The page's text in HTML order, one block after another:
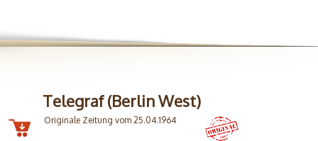
Telegraf (Berlin West)
Originale Zeitung vom 25.04.1964